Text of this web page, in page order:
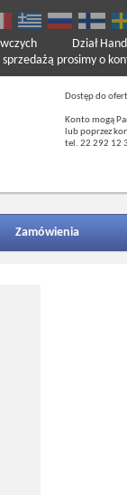
prosimy o
Dział
Dostęp do
Konto mogą
lub poprzez
tel. 22 292 12
Zamówienia